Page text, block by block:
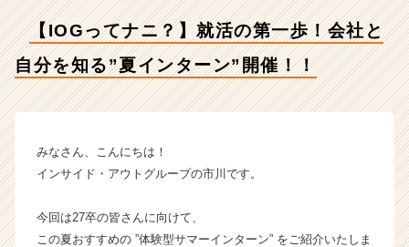
ア
ウ
ト
グ
の
タ
ム
ラ
【IOGってナニ？】就活の第一歩！会社と
自分を知る”夏インターン”開催！！
みなさん、こんにちは！
インサイド・アウトグループの市川です。
今回は27卒の皆さんに向けて、
この夏おすすめの ”体験型サマーインターン” をご紹介いたしま